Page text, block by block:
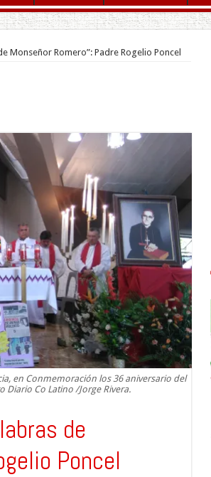
Monseñor Romero”: Padre Rogelio Poncel
en Conmemoración los 36 aniversario del
Co Latino /Jorge Rivera.
de
Poncel